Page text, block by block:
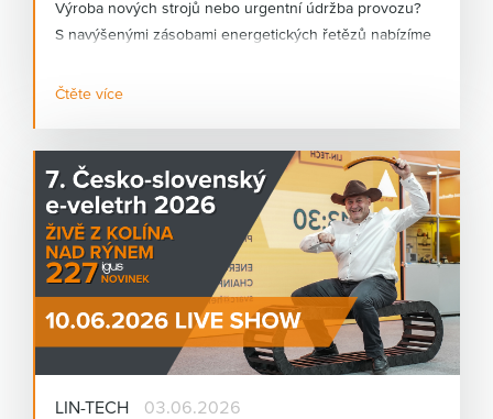
Výroba nových strojů nebo urgentní údržba provozu?
S navýšenými zásobami energetických řetězů nabízíme
na dlouhé dodací lhůty? Díky navýšeným skladovým
zásobám energetických řetězů vám dokážeme
nabídnout okamžité řešení pro výrobu nových strojů i
urgentní servis stávajících zařízení.
Čtěte více
LIN-TECH
03.06.2026